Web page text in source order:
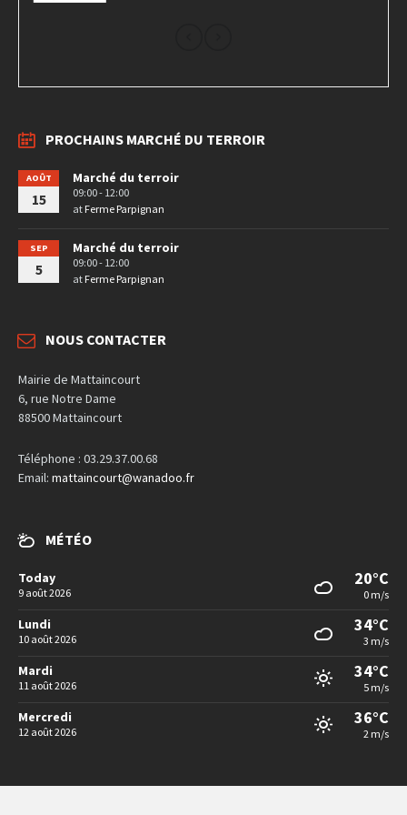
PROCHAINS MARCHÉ DU TERROIR
AOÛT
15
Marché du terroir
09:00 - 12:00
at Ferme Parpignan
SEP
5
Marché du terroir
09:00 - 12:00
at Ferme Parpignan
NOUS CONTACTER
Mairie de Mattaincourt
6, rue Notre Dame
88500 Mattaincourt
Téléphone : 03.29.37.00.68
Email: mattaincourt@wanadoo.fr
MÉTÉO
Today
9 août 2026
20°C
0 m/s
Lundi
10 août 2026
34°C
3 m/s
Mardi
11 août 2026
34°C
5 m/s
Mercredi
12 août 2026
36°C
2 m/s